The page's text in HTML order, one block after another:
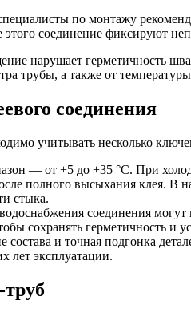
по монтажу
соединение фиксируют
нарушает герметичность
трубы, а также от
соединения
учитывать несколько
— от +5 до +35 °C. При
полного высыхания клея. В
стыка.
соединения
сохранять герметичность и
состава и точная подгонка
лет эксплуатации.